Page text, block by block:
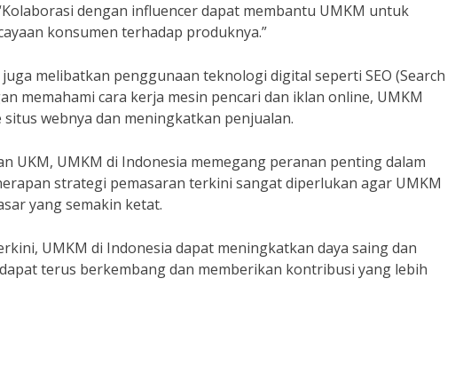
dengan influencer dapat membantu UMKM untuk
konsumen terhadap produknya.”
melibatkan penggunaan teknologi digital seperti SEO (Search
memahami cara kerja mesin pencari dan iklan online, UMKM
webnya dan meningkatkan penjualan.
UKM, UMKM di Indonesia memegang peranan penting dalam
strategi pemasaran terkini sangat diperlukan agar UMKM
yang semakin ketat.
UMKM di Indonesia dapat meningkatkan daya saing dan
terus berkembang dan memberikan kontribusi yang lebih